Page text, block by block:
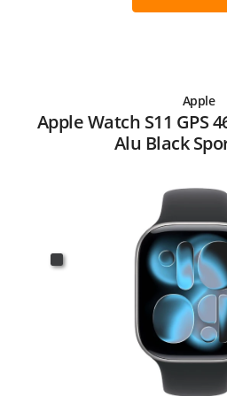
Apple
Apple Watch S11 GPS
Alu Black